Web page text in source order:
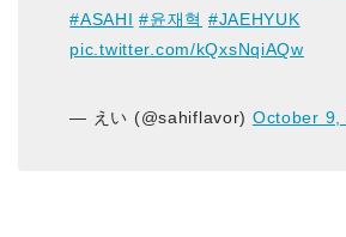
#ASAHI #윤재혁 #JAEHYUK
pic.twitter.com/kQxsNqiAQw
— えい (@sahiflavor) October 9,